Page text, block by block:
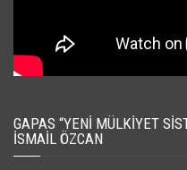
GAPAS “YENI MÜLKIYET
İSMAIL ÖZCAN